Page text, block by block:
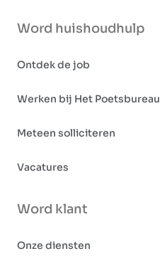
Word huishoudhulp
Ontdek de job
Werken bij Het Poetsbureau
Meteen solliciteren
Vacatures
Word klant
Onze diensten